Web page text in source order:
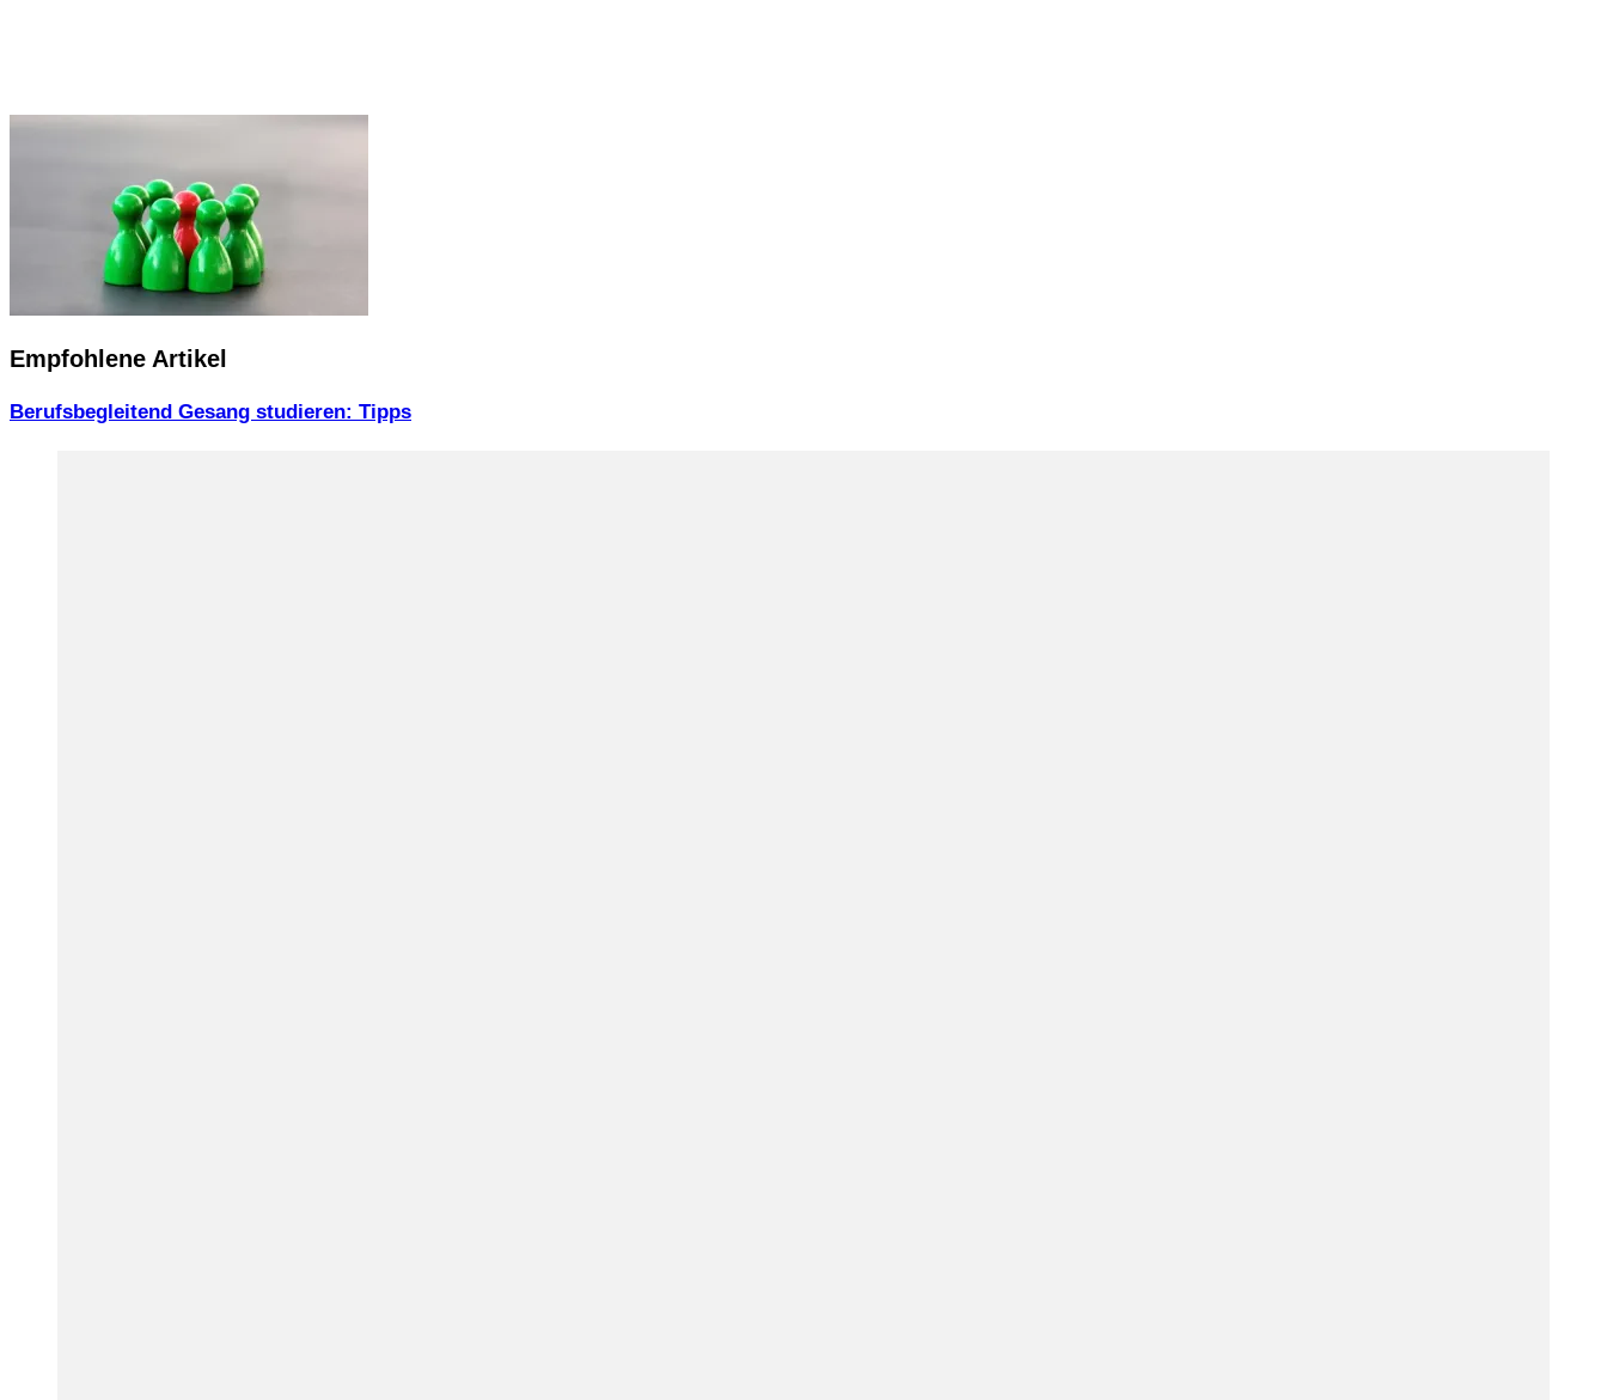
Empfohlene Artikel
Berufsbegleitend Gesang studieren: Tipps